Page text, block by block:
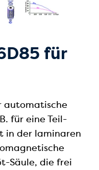
für
automatische
für eine Teil-
in der laminaren
Säule, die frei